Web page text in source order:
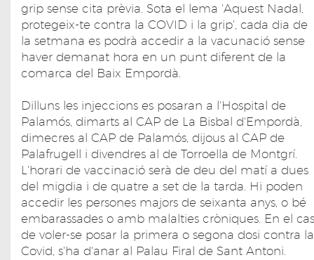
grip sense cita prèvia. Sota el lema 'Aquest Nadal,
protegeix-te contra la COVID i la grip', cada dia de
la setmana es podrà accedir a la vacunació sense
haver demanat hora en un punt diferent de la
comarca del Baix Empordà.
Dilluns les injeccions es posaran a l'Hospital de
Palamós, dimarts al CAP de La Bisbal d'Empordà,
dimecres al CAP de Palamós, dijous al CAP de
Palafrugell i divendres al de Torroella de Montgrí.
L'horari de vaccinació serà de deu del matí a dues
del migdia i de quatre a set de la tarda. Hi poden
accedir les persones majors de seixanta anys, o bé
embarassades o amb malalties cròniques. En el cas
de voler-se posar la primera o segona dosi contra la
Covid, s'ha d'anar al Palau Firal de Sant Antoni.